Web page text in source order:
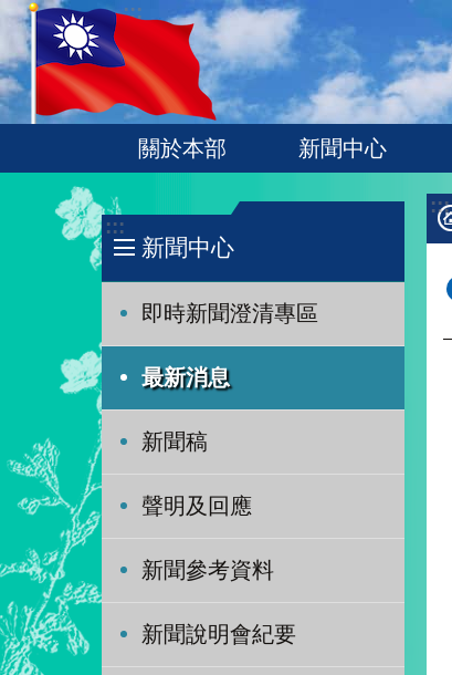
跳到主要內容區塊
:::
關於本部 新聞中心
:::
新聞中心
即時新聞澄清專區
最新消息
新聞稿
聲明及回應
新聞參考資料
新聞說明會紀要
:::